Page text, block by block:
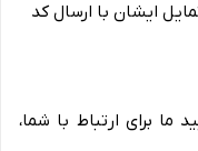
ایشان با ارسال کد
ما برای ارتباط با شما،